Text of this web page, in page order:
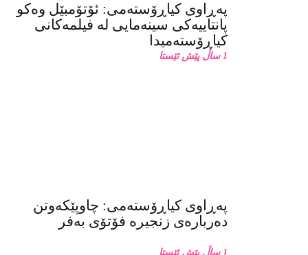
پەڕاوی کیاڕۆستەمی: ئۆتۆمبێل وەکو
پانتاییەکی سینەمایی لە فیلمەکانی
کیاڕۆستەمیدا
1 ساڵ پێش ئێستا
پەڕاوی کیاڕۆستەمی: چاوپێکەوتن
دەربارەی زنجیرە فۆتۆی بەفر
1 ساڵ پێش ئێستا